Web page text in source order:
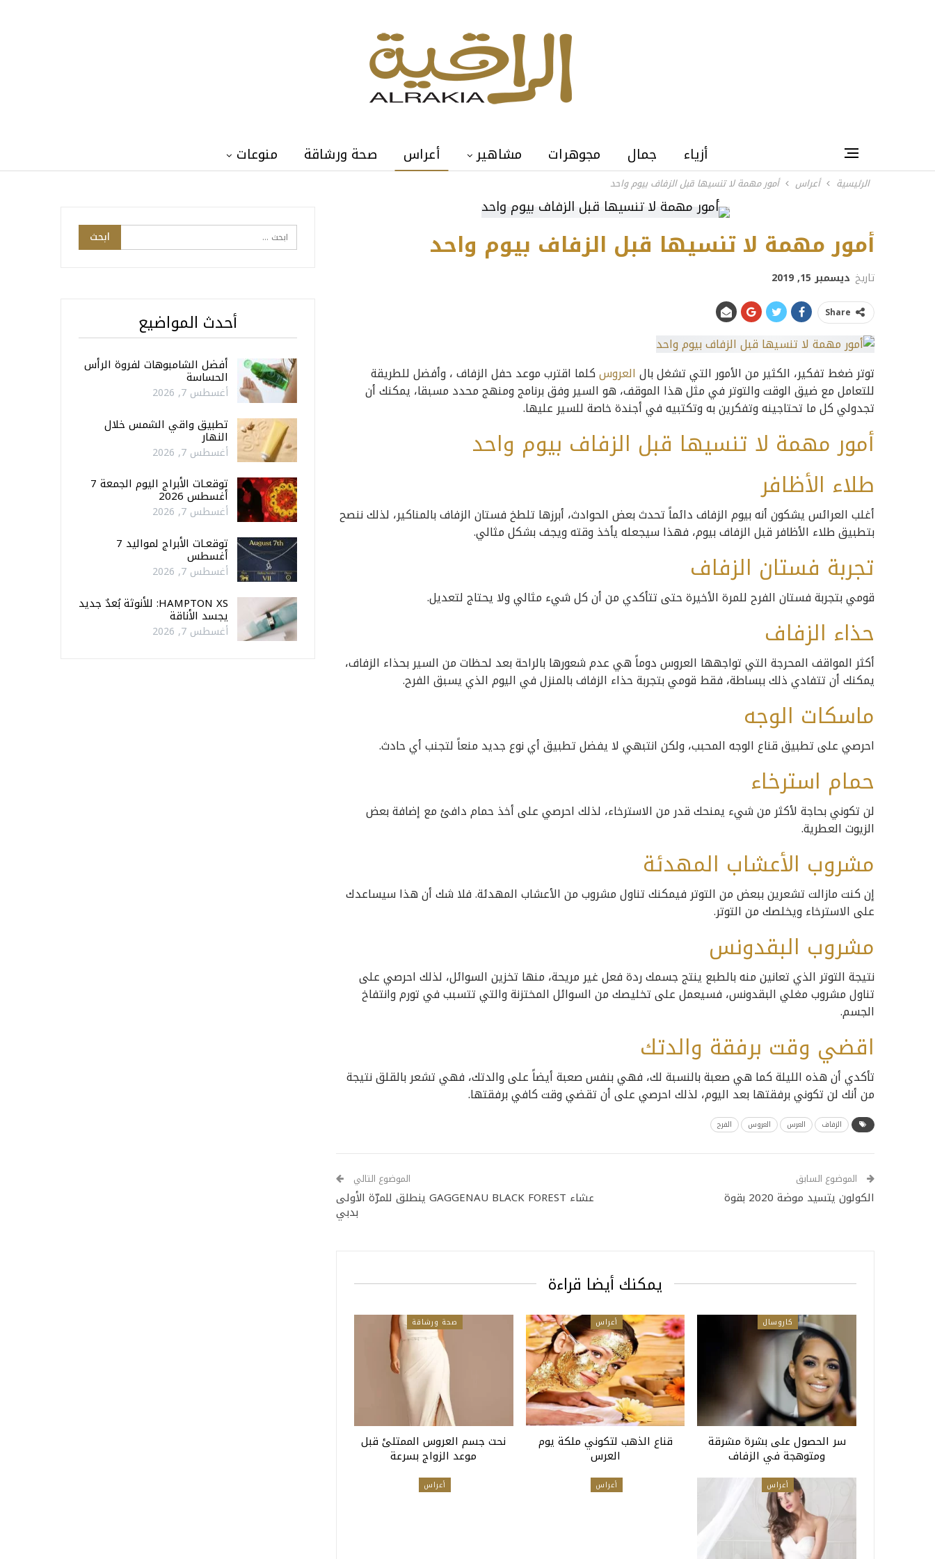
أزياء جمال مجوهرات مشاهير أعراس صحة ورشاقة منوعات
الرئيسية أعراس أمور مهمة لا تنسيها قبل الزفاف بيوم واحد
أمور مهمة لا تنسيها قبل الزفاف بيوم واحد
تاريخ ديسمبر 15, 2019
Share
توتر ضغط تفكير، الكثير من الأمور التي تشغل بال العروسكلما اقترب موعد حفل الزفاف ، وأفضل للطريقة
للتعامل مع ضيق الوقت والتوتر في مثل هذا الموقف، هو السير وفق برنامج ومنهج محدد مسبقا، يمكنك أن
تجدولي كل ما تحتاجينه وتفكرين به وتكتبيه في أجندة خاصة للسير عليها.
أمور مهمة لا تنسيها قبل الزفاف بيوم واحد
طلاء الأظافر
أغلب العرائس يشكون أنه بيوم الزفاف دائماً تحدث بعض الحوادث، أبرزها تلطخ فستان الزفاف بالمناكير، لذلك ننصح
بتطبيق طلاء الأظافر قبل الزفاف بيوم، فهذا سيجعله يأخذ وقته ويجف بشكل مثالي.
تجربة فستان الزفاف
قومي بتجربة فستان الفرح للمرة الأخيرة حتى تتأكدي من أن كل شيء مثالي ولا يحتاج لتعديل.
حذاء الزفاف
أكثر المواقف المحرجة التي تواجهها العروس دوماً هي عدم شعورها بالراحة بعد لحظات من السير بحذاء الزفاف،
يمكنك أن تتفادي ذلك ببساطة، فقط قومي بتجربة حذاء الزفاف بالمنزل في اليوم الذي يسبق الفرح.
ماسكات الوجه
احرصي على تطبيق قناع الوجه المحبب، ولكن انتبهي لا يفضل تطبيق أي نوع جديد منعاً لتجنب أي حادث.
حمام استرخاء
لن تكوني بحاجة لأكثر من شيء يمنحك قدر من الاسترخاء، لذلك احرصي على أخذ حمام دافئ مع إضافة بعض
الزيوت العطرية.
مشروب الأعشاب المهدئة
إن كنت مازالت تشعرين ببعض من التوتر فيمكنك تناول مشروب من الأعشاب المهدئة. فلا شك أن هذا سيساعدك
على الاسترخاء ويخلصك من التوتر.
مشروب البقدونس
نتيجة التوتر الذي تعانين منه بالطبع ينتج جسمك ردة فعل غير مريحة، منها تخزين السوائل، لذلك احرصي على
تناول مشروب مغلي البقدونس، فسيعمل على تخليصك من السوائل المختزنة والتي تتسبب في تورم وانتفاخ
الجسم.
اقضي وقت برفقة والدتك
تأكدي أن هذه الليلة كما هي صعبة بالنسبة لك، فهي بنفس صعبة أيضاً على والدتك، فهي تشعر بالقلق نتيجة
من أنك لن تكوني برفقتها بعد اليوم، لذلك احرصي على أن تقضي وقت كافي برفقتها.
الزفاف العرس العروس الفرح
الموضوع السابق
الكولون يتسيد موضة 2020 بقوة
الموضوع التالي
عشاء GAGGENAU BLACK FOREST ينطلق للمرّة الأولى
بدبي
يمكنك أيضا قراءة
كاروسال
سر الحصول على بشرة مشرقة
ومتوهجة في الزفاف
أعراس
قناع الذهب لتكوني ملكة يوم
العرس
صحة ورشاقة
نحت جسم العروس الممتلئ قبل
موعد الزواج بسرعة
أعراس أعراس أعراس
أحدث المواضيع
أفضل الشامبوهات لفروة الرأس
الحساسة
أغسطس 7, 2026
تطبيق واقي الشمس خلال
النهار
أغسطس 7, 2026
توقعـات الأبراج اليوم الجمعة 7
أغسطس 2026
أغسطس 7, 2026
توقعـات الأبراج لمواليد 7
أغسطس
أغسطس 7, 2026
HAMPTON XS: للأنوثة بُعدٌ جديد
يجسد الأناقة
أغسطس 7, 2026